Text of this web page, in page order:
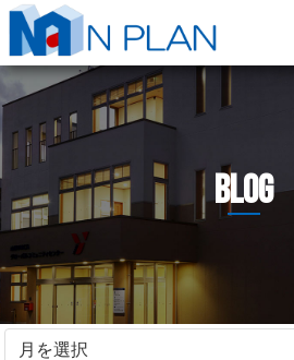
blog